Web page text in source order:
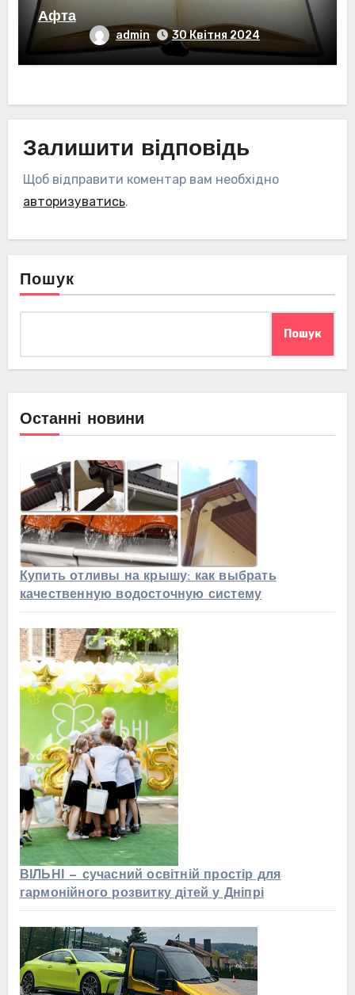
Афта
admin 30 Квітня 2024
Залишити відповідь
Щоб відправити коментар вам необхідно
авторизуватись.
Пошук
Пошук
Останні новини
Купить отливы на крышу: как выбрать
качественную водосточную систему
ВІЛЬНІ — сучасний освітній простір для
гармонійного розвитку дітей у Дніпрі